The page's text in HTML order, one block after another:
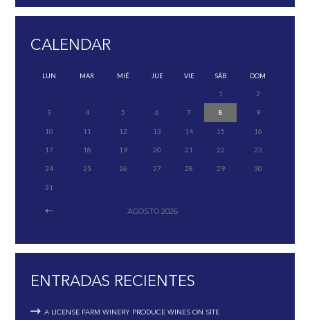
CALENDAR
LUN MAR MIÉ JUE VIE SÁB DOM
1 2
3 4 5 6 7 8 9
10 11 12 13 14 15 16
17 18 19 20 21 22 23
24 25 26 27 28 29 30
31
AGOSTO 2026
ENTRADAS RECIENTES
A LICENSE FARM WINERY PRODUCE WINES ON SITE